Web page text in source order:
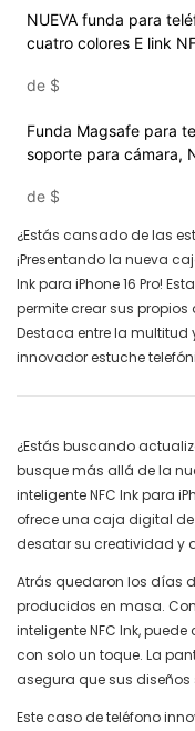
NUEVA funda para
cuatro colores E link
para iPhone 16 Pro,
de $
Funda Magsafe para
soporte para cámara,
2024
de $
¿Estás cansado de las
¡Presentando la nueva
Ink para iPhone 16 Pro!
permite crear sus
Destaca entre la multitud
innovador estuche
¿Estás buscando
busque más allá de la
inteligente NFC Ink para
ofrece una caja digital
desatar su creatividad y
Atrás quedaron los días
producidos en masa.
inteligente NFC Ink,
con solo un toque. La
asegura que sus
Este caso de teléfono